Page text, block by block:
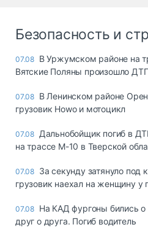
Безопасность и
07.08 В Уржумском районе на
Вятские Поляны произошло
07.08 В Ленинском районе
грузовик Howo и мотоцикл
07.08 Дальнобойщик погиб в
на трассе М-10 в Тверской
07.08 За секунду затянуло под
грузовик наехал на женщину у
07.08 На КАД фургоны бились
друг о друга. Погиб водитель